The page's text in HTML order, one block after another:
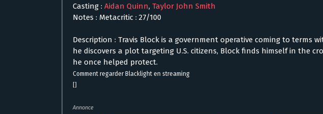
Casting : Aidan Quinn, Taylor John Smith
Notes : Metacritic : 27/100
Description : Travis Block is a government operative coming to terms
he discovers a plot targeting U.S. citizens, Block finds himself in the
he once helped protect.
Comment regarder Blacklight en streaming
Annonce